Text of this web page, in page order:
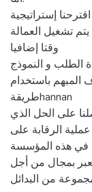
إستراتيجية
تشغيل العمالة
وقتا إضافيا
و النموذج
المبهم باستخدام
طريقةhannan
على الحل الذي
الرقابة على
في هذه المؤسسة،
بمجال من أجل
من البدائل